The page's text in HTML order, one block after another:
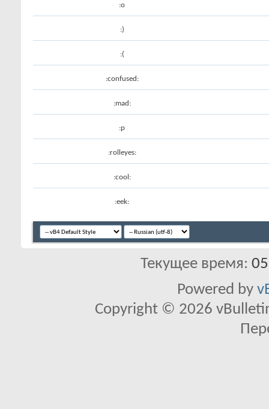
:o
:)
:(
:confused:
:mad:
:p
:rolleyes:
:cool:
:eek:
Текущее время:
Powered by
Copyright © 2026